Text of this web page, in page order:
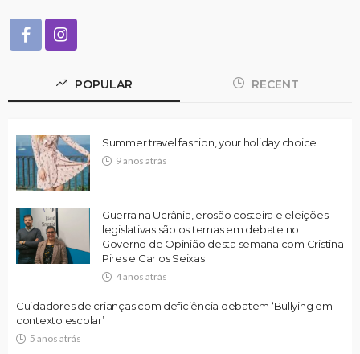
POPULAR RECENT
Summer travel fashion, your holiday choice
9 anos atrás
Guerra na Ucrânia, erosão costeira e eleições
legislativas são os temas em debate no
Governo de Opinião desta semana com Cristina
Pires e Carlos Seixas
4 anos atrás
Cuidadores de crianças com deficiência debatem ‘Bullying em
contexto escolar’
5 anos atrás